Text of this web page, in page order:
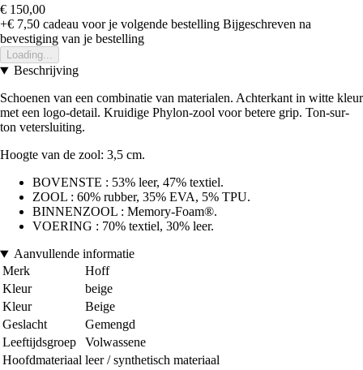
€ 150,00
+€ 7,50 cadeau voor je volgende bestelling Bijgeschreven na
bevestiging van je bestelling
Loading...
Beschrijving
Schoenen van een combinatie van materialen. Achterkant in witte kleur
met een logo-detail. Kruidige Phylon-zool voor betere grip. Ton-sur-
ton vetersluiting.
Hoogte van de zool: 3,5 cm.
BOVENSTE : 53% leer, 47% textiel.
ZOOL : 60% rubber, 35% EVA, 5% TPU.
BINNENZOOL : Memory-Foam®.
VOERING : 70% textiel, 30% leer.
Aanvullende informatie
Merk
Hoff
Kleur
beige
Kleur
Beige
Geslacht
Gemengd
Leeftijdsgroep
Volwassene
Hoofdmateriaal leer / synthetisch materiaal